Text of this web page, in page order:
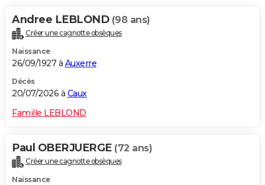
Alimentation
Guide de la santé
Maladies
Médicaments
Sommeil
VOYAGE
Destinations
City break
Voyage nature
Voyage de noces
Forum
Climat
+PHOTO
GUIDES D'ACHAT
Carte de Noël
Carte Bonne année
Carte Saint-Valentin
Carte Pâques
Carte d'anniversaire
DICTIONNAIRE
Dictionnaire
Biographies
Citations
Expressions
Proverbes
PROGRAMME TV
Andree LEBLOND (98 ans)
Créer une cagnotte obsèques
Naissance
26/09/1927 à Auxerre
Décès
20/07/2026 à Caux
Famille LEBLOND
Paul OBERJUERGE (72 ans)
Créer une cagnotte obsèques
Naissance